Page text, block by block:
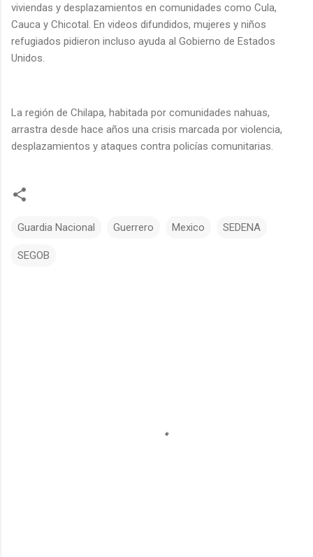
viviendas y desplazamientos en comunidades como Cula,
Cauca y Chicotal. En videos difundidos, mujeres y niños
refugiados pidieron incluso ayuda al Gobierno de Estados
Unidos.
La región de Chilapa, habitada por comunidades nahuas,
arrastra desde hace años una crisis marcada por violencia,
desplazamientos y ataques contra policías comunitarias.
Guardia Nacional Guerrero Mexico SEDENA
SEGOB